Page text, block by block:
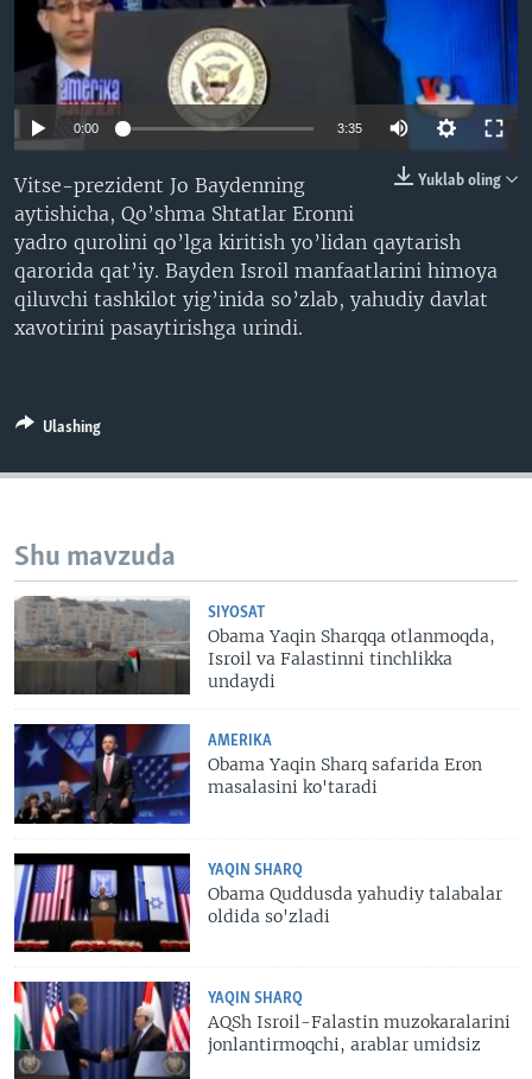
VIDEO
XABARLAR SURATLARDA
ODNOKLASSNIKI
TELEGRAM
TWITTER
SOUNDCLOUD
VOA
0:00 3:35
Yuklab oling
Vitse-prezident Jo Baydenning
aytishicha, Qo’shma Shtatlar Eronni
yadro qurolini qo’lga kiritish yo’lidan qaytarish
qarorida qat’iy. Bayden Isroil manfaatlarini himoya
qiluvchi tashkilot yig’inida so’zlab, yahudiy davlat
xavotirini pasaytirishga urindi.
Ulashing
Shu mavzuda
SIYOSAT
Obama Yaqin Sharqqa otlanmoqda,
Isroil va Falastinni tinchlikka
undaydi
AMERIKA
Obama Yaqin Sharq safarida Eron
masalasini ko'taradi
YAQIN SHARQ
Obama Quddusda yahudiy talabalar
oldida so'zladi
YAQIN SHARQ
AQSh Isroil-Falastin muzokaralarini
jonlantirmoqchi, arablar umidsiz